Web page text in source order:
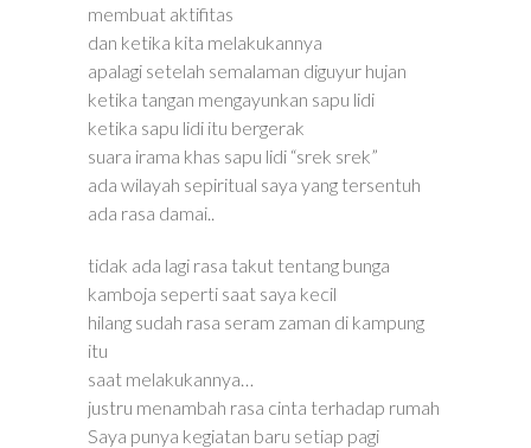
membuat aktifitas
dan ketika kita melakukannya
apalagi setelah semalaman diguyur hujan
ketika tangan mengayunkan sapu lidi
ketika sapu lidi itu bergerak
suara irama khas sapu lidi “srek srek”
ada wilayah sepiritual saya yang tersentuh
ada rasa damai..
tidak ada lagi rasa takut tentang bunga
kamboja seperti saat saya kecil
hilang sudah rasa seram zaman di kampung
itu
saat melakukannya…
justru menambah rasa cinta terhadap rumah
Saya punya kegiatan baru setiap pagi